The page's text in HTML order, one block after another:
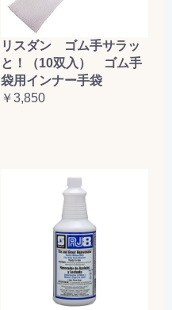
リスダン ゴム手サラッ
と！（10双入） ゴム手
袋用インナー手袋
￥3,850